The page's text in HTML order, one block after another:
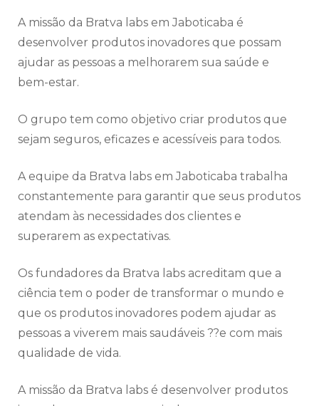
A missão da Bratva labs em Jaboticaba é
desenvolver produtos inovadores que possam
ajudar as pessoas a melhorarem sua saúde e
bem-estar.
O grupo tem como objetivo criar produtos que
sejam seguros, eficazes e acessíveis para todos.
A equipe da Bratva labs em Jaboticaba trabalha
constantemente para garantir que seus produtos
atendam às necessidades dos clientes e
superarem as expectativas.
Os fundadores da Bratva labs acreditam que a
ciência tem o poder de transformar o mundo e
que os produtos inovadores podem ajudar as
pessoas a viverem mais saudáveis ??e com mais
qualidade de vida.
A missão da Bratva labs é desenvolver produtos